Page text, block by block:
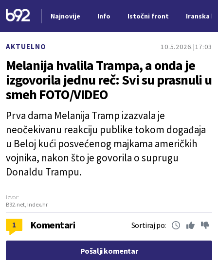
Najnovije Info Istočni front Iranska
AKTUELNO 10.5.2026. 17:03
Melanija hvalila Trampa, a onda je
izgovorila jednu reč: Svi su prasnuli u
smeh FOTO/VIDEO
Prva dama Melanija Tramp izazvala je
neočekivanu reakciju publike tokom događaja
u Beloj kući posvećenog majkama američkih
vojnika, nakon što je govorila o suprugu
Donaldu Trampu.
Izvor:
B92.net, Index.hr
1 Komentari Sortiraj po:
Pošalji komentar